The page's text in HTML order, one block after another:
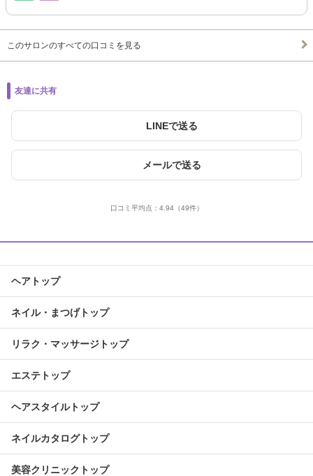
このサロンのすべての口コミを見る
友達に共有
LINEで送る
メールで送る
口コミ平均点： 4.94（49件）
ヘアトップ
ネイル・まつげトップ
リラク・マッサージトップ
エステトップ
ヘアスタイルトップ
ネイルカタログトップ
美容クリニックトップ